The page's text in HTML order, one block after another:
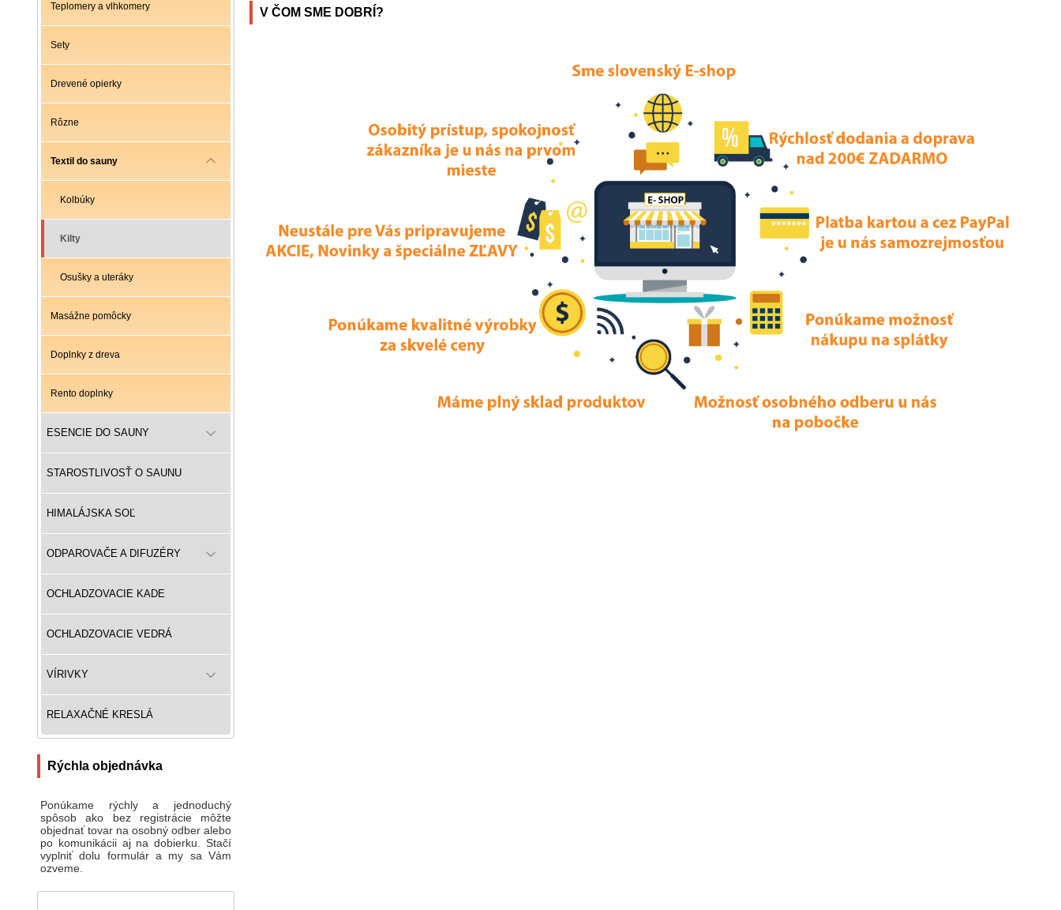
Teplomery a vlhkomery
Sety
Drevené opierky
Rôzne
Textil do sauny
Kolbúky
Kilty
Osušky a uteráky
Masážne pomôcky
Doplnky z dreva
Rento doplnky
ESENCIE DO SAUNY
STAROSTLIVOSŤ O SAUNU
HIMALÁJSKA SOĽ
ODPAROVAČE A DIFUZÉRY
OCHLADZOVACIE KADE
OCHLADZOVACIE VEDRÁ
VÍRIVKY
RELAXAČNÉ KRESLÁ
Rýchla objednávka
Ponúkame rýchly a jednoduchý
spôsob ako bez registrácie môžte
objednať tovar na osobný odber alebo
po komunikácii aj na dobierku. Stačí
vyplniť dolu formulár a my sa Vám
ozveme.
V ČOM SME DOBRÍ?